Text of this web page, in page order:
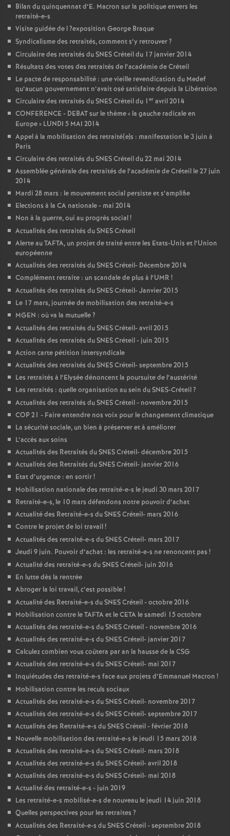
Bilan du quinquennat d’E. Macron sur la politique envers les
retraité-e-s
Visite guidée de l?exposition George Braque
Syndicalisme des retraités, comment s’y retrouver?
Circulaire des retraités duSNESCréteil du 17 janvier 2014
Résultats des votes des retraités de l’académie de Créteil
Le pacte de responsabilité : une vieille revendication du Medef
qu’aucun gouvernement n’avait osé satisfaire depuis la Libération
Circulaire des retraités duSNESCréteil du 1 er avril 2014
CONFERENCE - DEBATsur le thème « la gauche radicale en
Europe» LUNDI 5 MAI 2014
Appel à la mobilisation des retraité(e)s : manifestation le 3 juin à
Paris
Circulaire des retraités duSNESCréteil du 22 mai 2014
Assemblée générale des retraités de l’académie de Créteil le 27 juin
2014
Mardi 28 mars : le mouvement social persiste et s’amplifie
Elections à la CA nationale - mai 2014
Non à la guerre, oui au progrès social!
Actualités des retraités duSNESCréteil
Alerte auTAFTA, un projet de traité entre les Etats-Unis et l’Union
européenne
Actualités des retraités duSNESCréteil- Décembre 2014
Complément retraite : un scandale de plus à l’UMR !
Actualités des retraités duSNESCréteil- Janvier 2015
Le 17 mars, journée de mobilisation des retraité-e-s
MGEN : où va la mutuelle?
Actualités des retraités duSNESCréteil- avril 2015
Actualités des retraités duSNESCréteil - juin 2015
Action carte pétition intersyndicale
Actualités des retraités duSNESCréteil- septembre 2015
Les retraités à l’Elysée dénoncent la poursuite de l’austérité
Les retraités : quelle organisation au sein duSNES-Créteil?
Actualités des retraités duSNESCréteil - novembre 2015
COP21 - Faire entendre nos voix pour le changement climatique
La sécurité sociale, un bien à préserver et à améliorer
L’accès aux soins
Actualités des Retraités duSNESCréteil- décembre 2015
Actualités des Retraités duSNESCréteil- janvier 2016
Etat d’urgence : en sortir!
Mobilisation nationale des retraité-e-s le jeudi 30 mars 2017
Retraité-e-s, le 10 mars défendons notre pouvoir d’achat
Actualité des Retraité-e-s duSNESCréteil- mars 2016
Contre le projet de loi travail!
Actualités des retraité-e-s duSNESCréteil- mars 2017
Jeudi 9 juin. Pouvoir d’achat : les retraité-e-s ne renoncent pas !
Actualité des retraité-e-s duSNESCréteil- juin 2016
En lutte dès la rentrée
Abroger la loi travail, c’est possible!
Actualité des Retraité-e-s duSNESCréteil - octobre 2016
Mobilisation contre leTAFTAet leCETA le samedi 15 octobre
Actualités des retraité-e-s duSNESCréteil - novembre 2016
Actualités des retraité-e-s duSNESCréteil- janvier 2017
Calculez combien vous coûtera par an la hausse de la CSG
Actualités des retraité-e-s duSNESCréteil- mai 2017
Inquiétudes des retraité-e-s face aux projets d’Emmanuel Macron !
Mobilisation contre les reculs sociaux
Actualités des retraité-e-s duSNESCréteil- novembre 2017
Actualités des retraité-e-s duSNESCréteil- septembre 2017
Actualités des Retraité-e-s duSNESCréteil - février 2018
Nouvelle mobilisation des retraité-e-s le jeudi 15 mars 2018
Actualités des retraité-e-s duSNESCréteil- mars 2018
Actualités des retraité-e-s duSNESCréteil- avril 2018
Actualités des retraité-e-s duSNESCréteil- mai 2018
Actualité des retraité-e-s - juin 2019
Les retraité-e-s mobilisé-e-s de nouveau le jeudi 14 juin 2018
Quelles perspectives pour les retraites ?
Actualités des Retraité-e-s duSNESCréteil - septembre 2018